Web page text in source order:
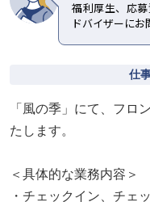
福利厚生、応
ドバイザーにお
仕
「風の季」にて、フロ
たします。
＜具体的な業務内容＞
・チェックイン、チェ